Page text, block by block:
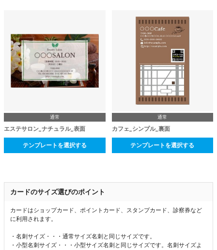
通常
エステサロン_ナチュラル_表面
テンプレートを選択する
通常
カフェ_シンプル_裏面
テンプレートを選択する
カードのサイズ選びのポイント
カードはショップカード、ポイントカード、スタンプカード、診察券など
に利用されます。
・名刺サイズ・・・通常サイズ名刺と同じサイズです。
・小型名刺サイズ・・・小型サイズ名刺と同じサイズです。名刺サイズよ